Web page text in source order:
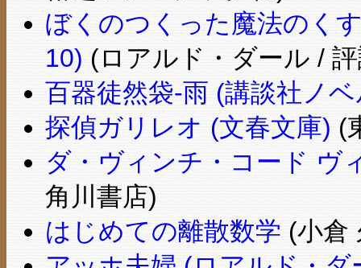
ぼくのつくった魔法のく
10) (ロアルド・ダール /
百器徒然袋-雨 (講談社ノ
探偵ガリレオ (文春文庫) (
ダ・ヴィンチ・コード ヴ
角川書店)
はじめての離散数学 (小倉